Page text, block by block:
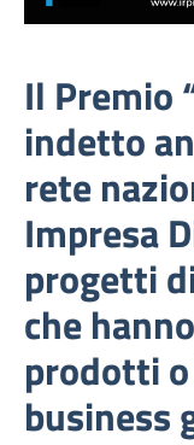
Il Premio
indetto
rete
Impresa
progetti
che
prodotti
business